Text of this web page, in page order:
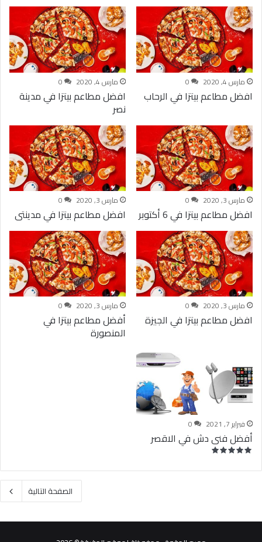
مارس 4, 2020 0
افضل مطاعم بيتزا في الرحاب
مارس 4, 2020 0
افضل مطاعم بيتزا في مدينة
نصر
مارس 3, 2020 0
افضل مطاعم بيتزا في 6 أكتوبر
مارس 3, 2020 0
افضل مطاعم بيتزا في مدينتى
مارس 3, 2020 0
افضل مطاعم بيتزا في الجيزة
مارس 3, 2020 0
أفضل مطاعم بيتزا في
المنصورة
فبراير 7, 2021 0
أفضل فنى دش في الاقصر
الصفحة التالية